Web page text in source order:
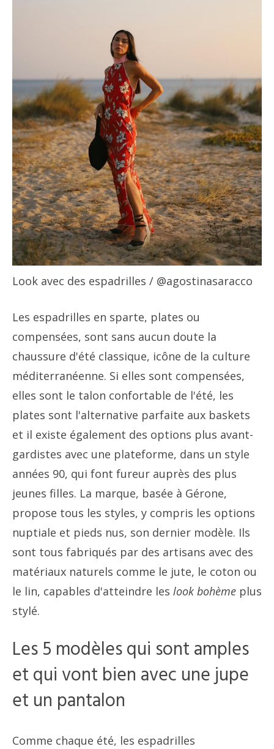
Look avec des espadrilles / @agostinasaracco
Les espadrilles en sparte, plates ou
compensées, sont sans aucun doute la
chaussure d'été classique, icône de la culture
méditerranéenne. Si elles sont compensées,
elles sont le talon confortable de l'été, les
plates sont l'alternative parfaite aux baskets
et il existe également des options plus avant-
gardistes avec une plateforme, dans un style
années 90, qui font fureur auprès des plus
jeunes filles. La marque, basée à Gérone,
propose tous les styles, y compris les options
nuptiale et pieds nus, son dernier modèle. Ils
sont tous fabriqués par des artisans avec des
matériaux naturels comme le jute, le coton ou
le lin, capables d'atteindre les look bohème plus
stylé.
Les 5 modèles qui sont amples
et qui vont bien avec une jupe
et un pantalon
Comme chaque été, les espadrilles